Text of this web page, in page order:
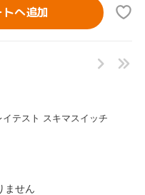
トへ追加
イテスト スキマスイッチ
ません